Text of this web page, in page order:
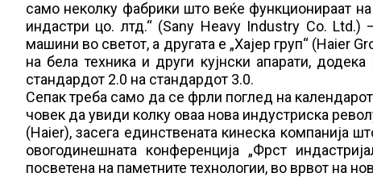
само неколку фабрики што веќе функционираат
индастри цо. лтд.“ (Sany Heavy Industry Co. Ltd.)
машини во светот, а другата е „Хајер груп“ (Haier
на бела техника и други кујнски апарати,
стандардот 2.0 на стандардот 3.0.
Сепак треба само да се фрли поглед на
човек да увиди колку оваа нова индустриска
(Haier), засега единствената кинеска компанија
овогодинешната конференција „Фрст
посветена на паметните технологии, во врвот на